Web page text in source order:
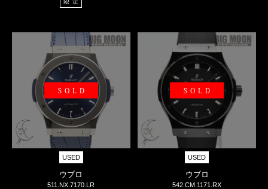
限定
SOLD
USED
ウブロ
511.NX.7170.LR
SOLD
USED
ウブロ
542.CM.1171.RX